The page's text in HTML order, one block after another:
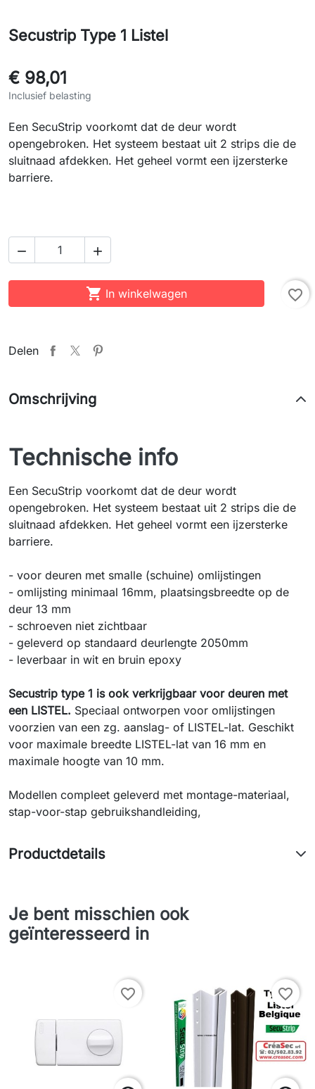
Secustrip Type 1 Listel
€ 98,01
Inclusief belasting
Een SecuStrip voorkomt dat de deur wordt
opengebroken. Het systeem bestaat uit 2 strips die de
sluitnaad afdekken. Het geheel vormt een ijzersterke
barriere.
 
 In winkelwagen favorite_border
Delen
Omschrijving
Technische info
Een SecuStrip voorkomt dat de deur wordt
opengebroken. Het systeem bestaat uit 2 strips die de
sluitnaad afdekken. Het geheel vormt een ijzersterke
barriere.
- voor deuren met smalle (schuine) omlijstingen
- omlijsting minimaal 16mm, plaatsingsbreedte op de
deur 13 mm
- schroeven niet zichtbaar
- geleverd op standaard deurlengte 2050mm
- leverbaar in wit en bruin epoxy
Secustrip type 1 is ook verkrijgbaar voor deuren met
een LISTEL. Speciaal ontworpen voor omlijstingen
voorzien van een zg. aanslag- of LISTEL-lat. Geschikt
voor maximale breedte LISTEL-lat van 16 mm en
maximale hoogte van 10 mm.
Modellen compleet geleverd met montage-materiaal,
stap-voor-stap gebruikshandleiding,
Productdetails
Je bent misschien ook
geïnteresseerd in
favorite_border favorite_border